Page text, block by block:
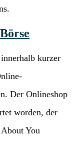
kurzer
Der Onlineshop
worden, der
You